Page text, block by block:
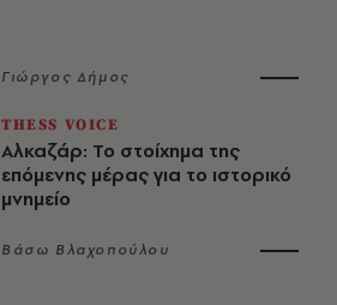
Γιώργος Δήμος
THESS VOICE
Αλκαζάρ: Το στοίχημα της
επόμενης μέρας για το ιστορικό
μνημείο
Βάσω Βλαχοπούλου